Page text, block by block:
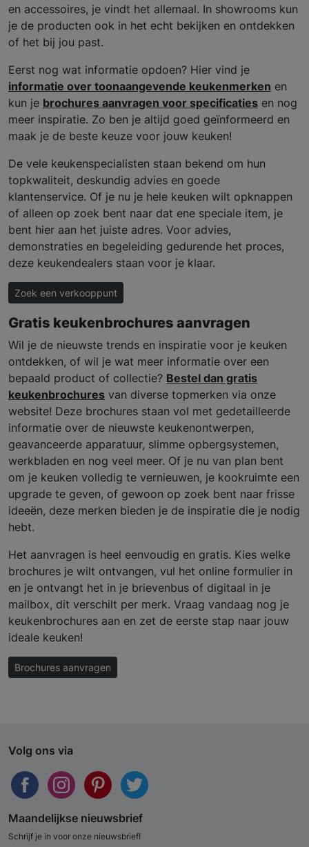
en accessoires, je vindt het allemaal. In showrooms kun
je de producten ook in het echt bekijken en ontdekken
of het bij jou past.
Eerst nog wat informatie opdoen? Hier vind je
informatie over toonaangevende keukenmerken en
kun je brochures aanvragen voor specificaties en nog
meer inspiratie. Zo ben je altijd goed geïnformeerd en
maak je de beste keuze voor jouw keuken!
De vele keukenspecialisten staan bekend om hun
topkwaliteit, deskundig advies en goede
klantenservice. Of je nu je hele keuken wilt opknappen
of alleen op zoek bent naar dat ene speciale item, je
bent hier aan het juiste adres. Voor advies,
demonstraties en begeleiding gedurende het proces,
deze keukendealers staan voor je klaar.
Zoek een verkooppunt
Gratis keukenbrochures aanvragen
Wil je de nieuwste trends en inspiratie voor je keuken
ontdekken, of wil je wat meer informatie over een
bepaald product of collectie? Bestel dan gratis
keukenbrochures van diverse topmerken via onze
website! Deze brochures staan vol met gedetailleerde
informatie over de nieuwste keukenontwerpen,
geavanceerde apparatuur, slimme opbergsystemen,
werkbladen en nog veel meer. Of je nu van plan bent
om je keuken volledig te vernieuwen, je kookruimte een
upgrade te geven, of gewoon op zoek bent naar frisse
ideeën, deze merken bieden je de inspiratie die je nodig
hebt.
Het aanvragen is heel eenvoudig en gratis. Kies welke
brochures je wilt ontvangen, vul het online formulier in
en je ontvangt het in je brievenbus of digitaal in je
mailbox, dit verschilt per merk. Vraag vandaag nog je
keukenbrochures aan en zet de eerste stap naar jouw
ideale keuken!
Brochures aanvragen
Volg ons via
Maandelijkse nieuwsbrief
Schrijf je in voor onze nieuwsbrief!